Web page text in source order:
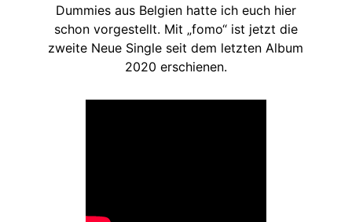
Dummies aus Belgien hatte ich euch hier
schon vorgestellt. Mit „fomo“ ist jetzt die
zweite Neue Single seit dem letzten Album
2020 erschienen.